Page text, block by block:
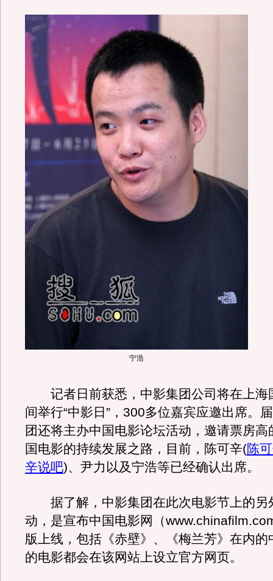
宁浩
记者日前获悉，中影集团公司将在上海
间举行“中影日”，300多位嘉宾应邀出席。
团还将主办中国电影论坛活动，邀请票房高
国电影的持续发展之路，目前，陈可辛(陈
辛说吧)、尹力以及宁浩等已经确认出席。
据了解，中影集团在此次电影节上的另
动，是宣布中国电影网（
版上线，包括《赤壁》、《梅兰芳》在内的
的电影都会在该网站上设立官方网页。